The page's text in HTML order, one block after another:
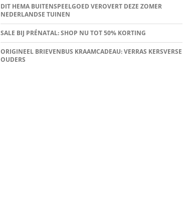
DIT HEMA BUITENSPEELGOED VEROVERT DEZE ZOMER
NEDERLANDSE TUINEN
SALE BIJ PRÉNATAL: SHOP NU TOT 50% KORTING
ORIGINEEL BRIEVENBUS KRAAMCADEAU: VERRAS KERSVERSE
OUDERS